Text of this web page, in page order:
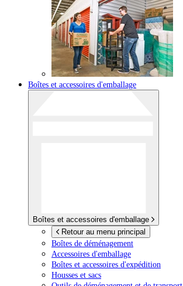
Boîtes et accessoires d'emballage
Boîtes et accessoires d'emballage
Retour au menu principal
Boîtes de déménagement
Accessoires d'emballage
Boîtes et accessoires d'expédition
Housses et sacs